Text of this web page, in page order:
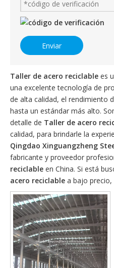
Enviar
Taller de acero reciclable es
una excelente tecnología de
de alta calidad, el rendimiento
hasta un estándar más alto.
detalle de Taller de acero
calidad, para brindarle la
Qingdao Xinguangzheng
fabricante y proveedor
reciclable en China. Si está
acero reciclable a bajo precio,